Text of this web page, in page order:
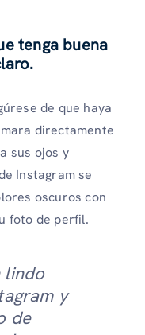
tenga buena
de que haya
directamente
sus ojos y
Instagram se
oscuros con
foto de perfil.
lindo
y
de